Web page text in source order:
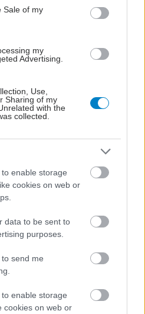
Sale of my
my
Advertising.
Use,
Sharing of my
with the
collected.
enable storage
cookies on web or
data to be sent to
purposes.
send me
enable storage
cookies on web or
Loading...
Σχολίου